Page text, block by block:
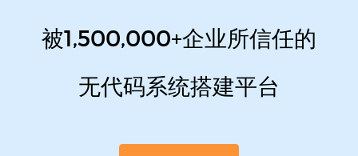
被1,500,000+企业所信任的
无代码系统搭建平台